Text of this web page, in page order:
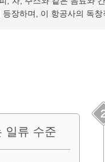
장하며, 이 항공사의 독
일류 수준